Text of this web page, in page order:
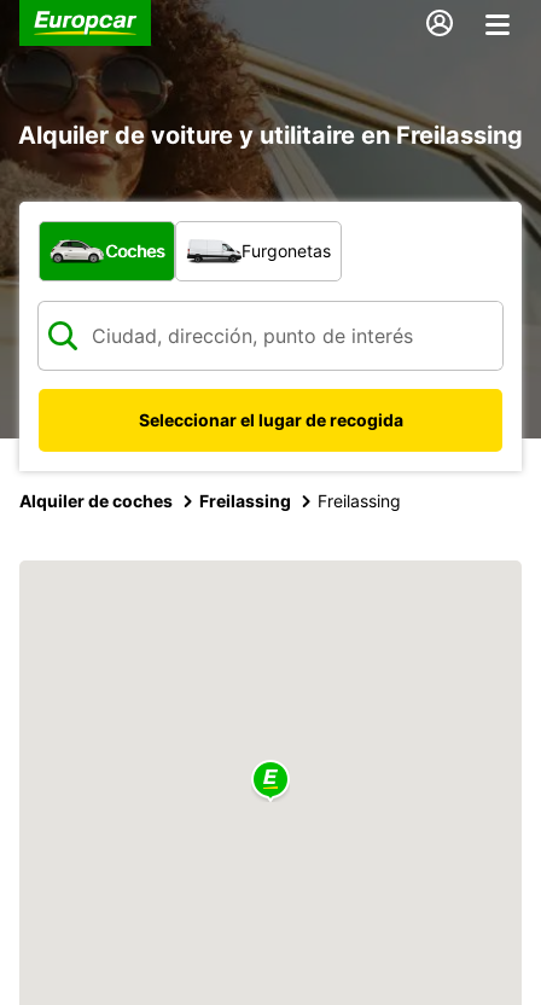
Alquiler de voiture y utilitaire en Freilassing
¿Qué tipo de vehículo?
Coches Furgonetas
Seleccionar el lugar de recogida
Alquiler de coches Freilassing Freilassing